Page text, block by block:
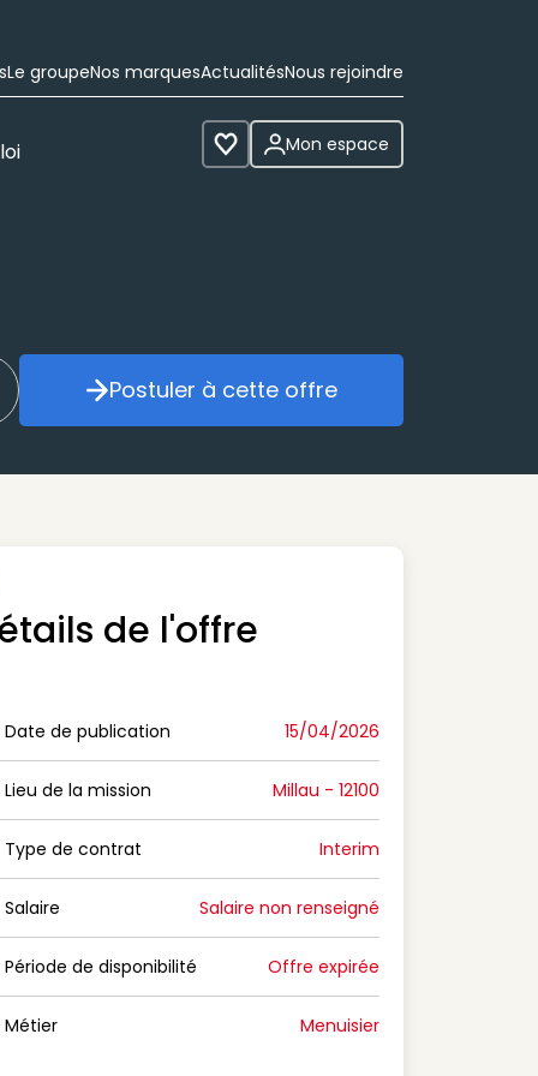
Le groupeNos marquesActualitésNous rejoindre
Voir les favoris
Mon espace
mon alerte Postuler à cette offre
Postuler à cette offre
de l'offre
Date de publication
Date de publication 15/04/2026
Lieu de la mission
Lieu de la mission Millau - 12100
Type de contrat
Type de contrat Interim
Salaire
Salaire Salaire non renseigné
Période de disponibilité
Période de disponibilité Offre expirée
Métier Menuisier